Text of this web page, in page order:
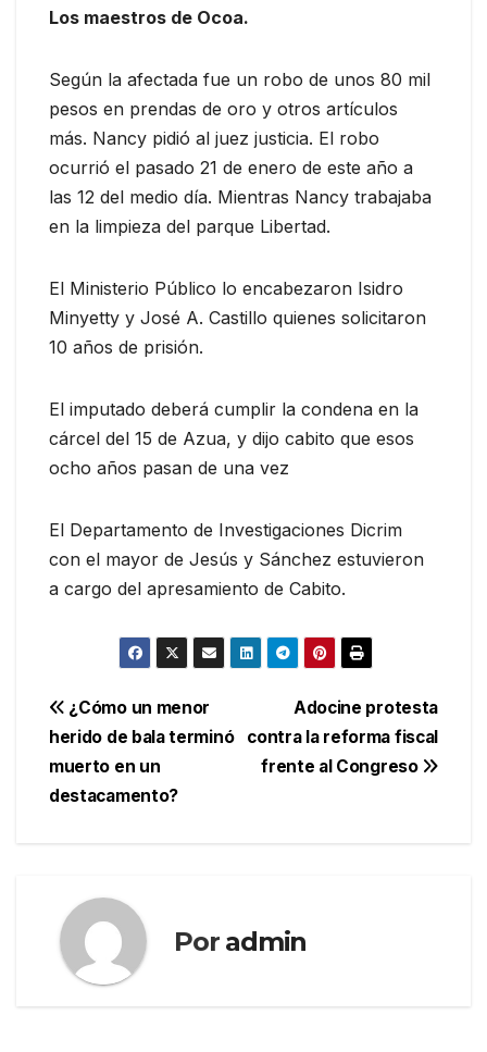
Los maestros de Ocoa.
Según la afectada fue un robo de unos 80 mil
pesos en prendas de oro y otros artículos
más. Nancy pidió al juez justicia. El robo
ocurrió el pasado 21 de enero de este año a
las 12 del medio día. Mientras Nancy trabajaba
en la limpieza del parque Libertad.
El Ministerio Público lo encabezaron Isidro
Minyetty y José A. Castillo quienes solicitaron
10 años de prisión.
El imputado deberá cumplir la condena en la
cárcel del 15 de Azua, y dijo cabito que esos
ocho años pasan de una vez
El Departamento de Investigaciones Dicrim
con el mayor de Jesús y Sánchez estuvieron
a cargo del apresamiento de Cabito.
Navegación
de
entradas
Adocine protesta
contra la reforma fiscal
frente al Congreso
¿Cómo un menor
herido de bala terminó
muerto en un
destacamento?
Por admin